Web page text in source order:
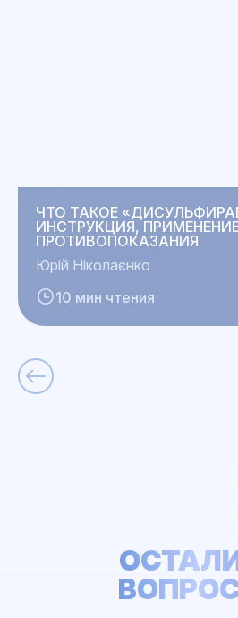
ЧТО ТАКОЕ
ИНСТРУКЦИЯ,
ПРОТИВОПОКАЗАНИЯ
Юрій Ніколаєнко
10 мин чтения